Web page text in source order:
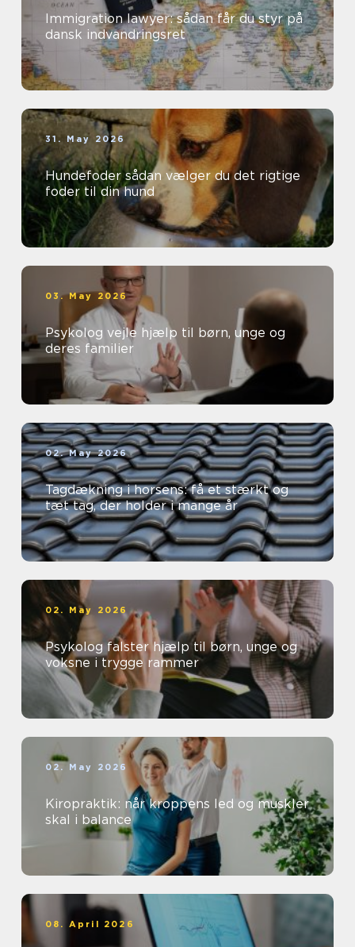
Immigration lawyer: sådan får du styr på
dansk indvandringsret
31. May 2026
Hundefoder sådan vælger du det rigtige
foder til din hund
03. May 2026
Psykolog vejle hjælp til børn, unge og
deres familier
02. May 2026
Tagdækning i horsens: få et stærkt og
tæt tag, der holder i mange år
02. May 2026
Psykolog falster hjælp til børn, unge og
voksne i trygge rammer
02. May 2026
Kiropraktik: når kroppens led og muskler
skal i balance
08. April 2026